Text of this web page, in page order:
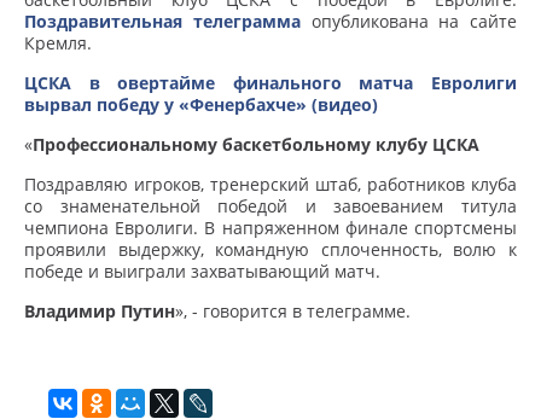
Поздравительная телеграммаопубликована на сайте
Кремля.
ЦСКА в овертайме финального матча Евролиги
вырвал победу у «Фенербахче» (видео)
«Профессиональному баскетбольному клубу ЦСКА
Поздравляю игроков, тренерский штаб, работников клуба
со знаменательной победой и завоеванием титула
чемпиона Евролиги. В напряженном финале спортсмены
проявили выдержку, командную сплоченность, волю к
победе и выиграли захватывающий матч.
Владимир Путин», - говорится в телеграмме.